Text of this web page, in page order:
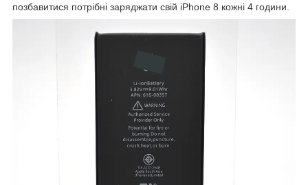
позбавитися потрібні заряджати свій iPhone 8 кожні 4 години.